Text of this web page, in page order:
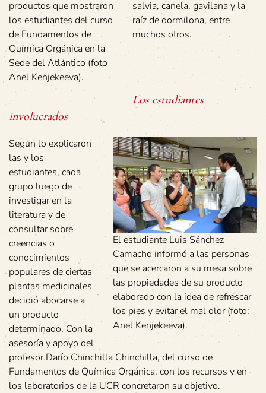
productos que mostraron
los estudiantes del curso
de Fundamentos de
Química Orgánica en la
Sede del Atlántico (foto
Anel Kenjekeeva).
salvia, canela, gavilana y la
raíz de dormilona, entre
muchos otros.
Los estudiantes
involucrados
El estudiante Luis Sánchez
Camacho informó a las personas
que se acercaron a su mesa sobre
las propiedades de su producto
elaborado con la idea de refrescar
los pies y evitar el mal olor (foto:
Anel Kenjekeeva).
Según lo explicaron
las y los
estudiantes, cada
grupo luego de
investigar en la
literatura y de
consultar sobre
creencias o
conocimientos
populares de ciertas
plantas medicinales
decidió abocarse a
un producto
determinado. Con la
asesoría y apoyo del
profesor Darío Chinchilla Chinchilla, del curso de
Fundamentos de Química Orgánica, con los recursos y en
los laboratorios de la UCR concretaron su objetivo.